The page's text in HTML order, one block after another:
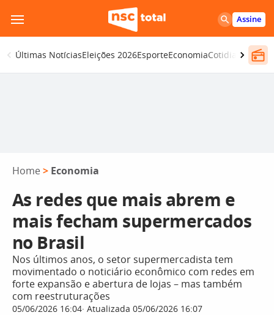
para
o
conteúdo
Assine
Últimas NotíciasEleições 2026EsporteEconomiaCotidiano
Home > Economia
As redes que mais abrem e
mais fecham supermercados
no Brasil
Nos últimos anos, o setor supermercadista tem
movimentado o noticiário econômico com redes em
forte expansão e abertura de lojas – mas também
com reestruturações
05/06/2026 16:04 Atualizada 05/06/2026 16:07